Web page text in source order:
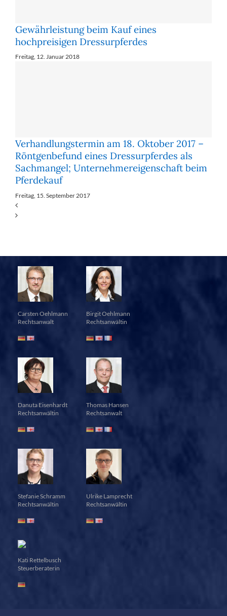
Gewährleistung beim Kauf eines
hochpreisigen Dressurpferdes
Freitag, 12. Januar 2018
Verhandlungstermin am 18. Oktober 2017 –
Röntgenbefund eines Dressurpferdes als
Sachmangel; Unternehmereigenschaft beim
Pferdekauf
Freitag, 15. September 2017
Carsten Oehlmann
Rechtsanwalt
Birgit Oehlmann
Rechtsanwältin
Danuta Eisenhardt
Rechtsanwältin
Thomas Hansen
Rechtsanwalt
Stefanie Schramm
Rechtsanwältin
Ulrike Lamprecht
Rechtsanwältin
Kati Rettelbusch
Steuerberaterin